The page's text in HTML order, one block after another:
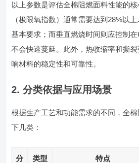
以上参数是评估全棉阻燃面料性能的
（极限氧指数）通常需要达到28%以
基本要求；而垂直燃烧时间则应控制
不会快速蔓延。此外，热收缩率和撕
响材料的稳定性和可靠性。
2. 分类依据与应用场景
根据生产工艺和功能需求的不同，全
下几类：
分
类型 特点